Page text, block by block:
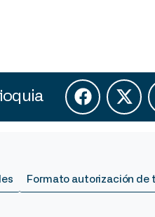
Formato autorización